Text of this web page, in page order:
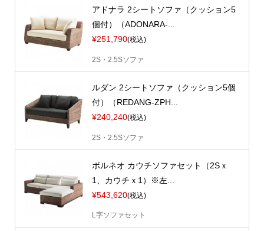
アドナラ 2シートソファ（クッション5
個付）（ADONARA-...
¥251,790(税込)
2S・2.5Sソファ
ルダン 2シートソファ（クッション5個
付）（REDANG-ZPH...
¥240,240(税込)
2S・2.5Sソファ
ボルネオ カウチソファセット（2Sｘ
1、カウチｘ1）※左...
¥543,620(税込)
L字ソファセット